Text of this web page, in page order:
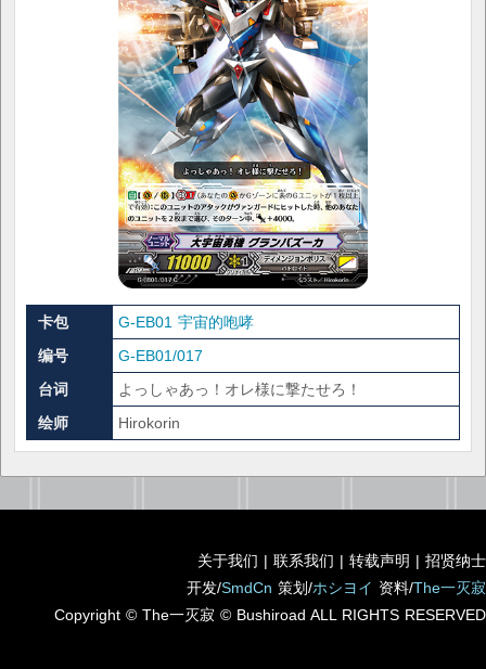
卡包
G-EB01 宇宙的咆哮
编号
G-EB01/017
台词
よっしゃあっ！オレ様に撃たせろ！
绘师
Hirokorin
关于我们 | 联系我们 | 转载声明 | 招贤纳士
开发/SmdCn 策划/ホシヨイ 资料/The一灭寂
Copyright © The一灭寂 © Bushiroad ALL RIGHTS RESERVED